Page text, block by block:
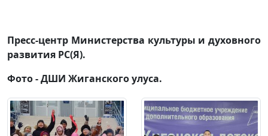
Пресс-центр Министерства культуры и духовного
развития РС(Я).
Фото - ДШИ Жиганского улуса.